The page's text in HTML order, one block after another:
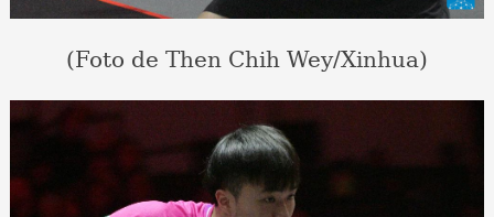
(Foto de Then Chih Wey/Xinhua)